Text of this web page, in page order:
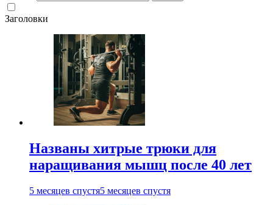
Заголовки
Названы хитрые трюки для
наращивания мышц после 40 лет
5 месяцев спустя5 месяцев спустя